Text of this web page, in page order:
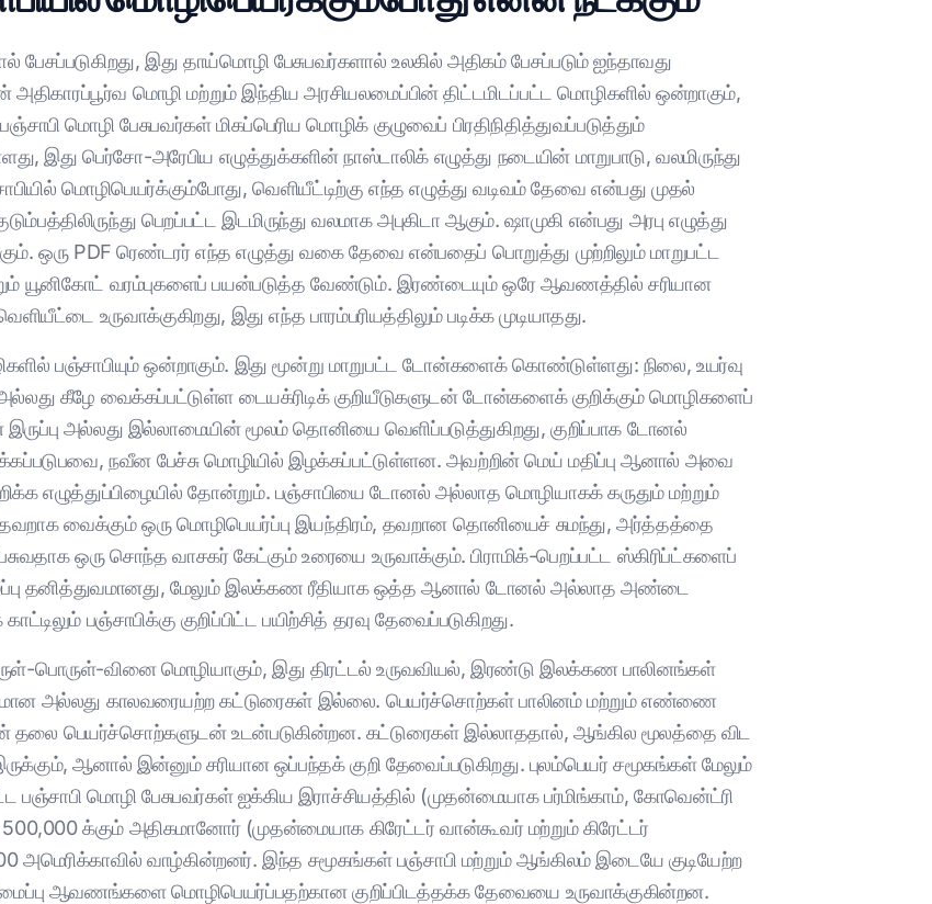
பேசப்படுகிறது, இது தாய்மொழி பேசுபவர்களால் உலகில் அதிகம் பேசப்படும் ஐந்தாவது
அதிகாரப்பூர்வ மொழி மற்றும் இந்திய அரசியலமைப்பின் திட்டமிடப்பட்ட மொழிகளில் ஒன்றாகும்,
மொழி பேசுபவர்கள் மிகப்பெரிய மொழிக் குழுவைப் பிரதிநிதித்துவப்படுத்தும்
இது பெர்சோ-அரேபிய எழுத்துக்களின் நாஸ்டாலிக் எழுத்து நடையின் மாறுபாடு, வலமிருந்து
மொழிபெயர்க்கும்போது, வெளியீட்டிற்கு எந்த எழுத்து வடிவம் தேவை என்பது முதல்
பெறப்பட்ட இடமிருந்து வலமாக அபுகிடா ஆகும். ஷாமுகி என்பது அரபு எழுத்து
ஒரு PDF ரெண்டரர் எந்த எழுத்து வகை தேவை என்பதைப் பொறுத்து முற்றிலும் மாறுபட்ட
யூனிகோட் வரம்புகளைப் பயன்படுத்த வேண்டும். இரண்டையும் ஒரே ஆவணத்தில் சரியான
உருவாக்குகிறது, இது எந்த பாரம்பரியத்திலும் படிக்க முடியாதது.
பஞ்சாபியும் ஒன்றாகும். இது மூன்று மாறுபட்ட டோன்களைக் கொண்டுள்ளது: நிலை, உயர்வு
அல்லது கீழே வைக்கப்பட்டுள்ள டையக்ரிடிக் குறியீடுகளுடன் டோன்களைக் குறிக்கும் மொழிகளைப்
அல்லது இல்லாமையின் மூலம் தொனியை வெளிப்படுத்துகிறது, குறிப்பாக டோனல்
நவீன பேச்சு மொழியில் இழக்கப்பட்டுள்ளன. அவற்றின் மெய் மதிப்பு ஆனால் அவை
எழுத்துப்பிழையில் தோன்றும். பஞ்சாபியை டோனல் அல்லாத மொழியாகக் கருதும் மற்றும்
வைக்கும் ஒரு மொழிபெயர்ப்பு இயந்திரம், தவறான தொனியைச் சுமந்து, அர்த்தத்தை
ஒரு சொந்த வாசகர் கேட்கும் உரையை உருவாக்கும். பிராமிக்-பெறப்பட்ட ஸ்கிரிப்ட்களைப்
தனித்துவமானது, மேலும் இலக்கண ரீதியாக ஒத்த ஆனால் டோனல் அல்லாத அண்டை
பஞ்சாபிக்கு குறிப்பிட்ட பயிற்சித் தரவு தேவைப்படுகிறது.
பொருள்-வினை மொழியாகும், இது திரட்டல் உருவவியல், இரண்டு இலக்கண பாலினங்கள்
அல்லது காலவரையற்ற கட்டுரைகள் இல்லை. பெயர்ச்சொற்கள் பாலினம் மற்றும் எண்ணை
தலை பெயர்ச்சொற்களுடன் உடன்படுகின்றன. கட்டுரைகள் இல்லாததால், ஆங்கில மூலத்தை விட
ஆனால் இன்னும் சரியான ஒப்பந்தக் குறி தேவைப்படுகிறது. புலம்பெயர் சமூகங்கள் மேலும்
பஞ்சாபி மொழி பேசுபவர்கள் ஐக்கிய இராச்சியத்தில் (முதன்மையாக பர்மிங்காம், கோவென்ட்ரி
க்கும் அதிகமானோர் (முதன்மையாக கிரேட்டர் வான்கூவர் மற்றும் கிரேட்டர்
அமெரிக்காவில் வாழ்கின்றனர். இந்த சமூகங்கள் பஞ்சாபி மற்றும் ஆங்கிலம் இடையே குடியேற்ற
ஆவணங்களை மொழிபெயர்ப்பதற்கான குறிப்பிடத்தக்க தேவையை உருவாக்குகின்றன.